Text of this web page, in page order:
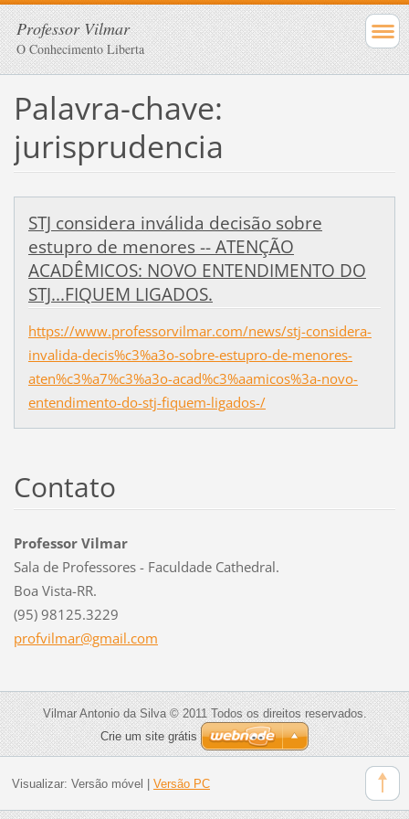
Professor Vilmar
O Conhecimento Liberta
Palavra-chave:
jurisprudencia
STJ considera inválida decisão sobre
estupro de menores -- ATENÇÃO
ACADÊMICOS: NOVO ENTENDIMENTO DO
STJ...FIQUEM LIGADOS.
https://www.professorvilmar.com/news/stj-considera-
invalida-decis%c3%a3o-sobre-estupro-de-menores-
aten%c3%a7%c3%a3o-acad%c3%aamicos%3a-novo-
entendimento-do-stj-fiquem-ligados-/
Contato
Professor Vilmar
Sala de Professores - Faculdade Cathedral.
Boa Vista-RR.
(95) 98125.3229
profvilmar@gmail.com
Vilmar Antonio da Silva © 2011 Todos os direitos reservados.
Crie um site grátis
Visualizar: Versão móvel Versão PC